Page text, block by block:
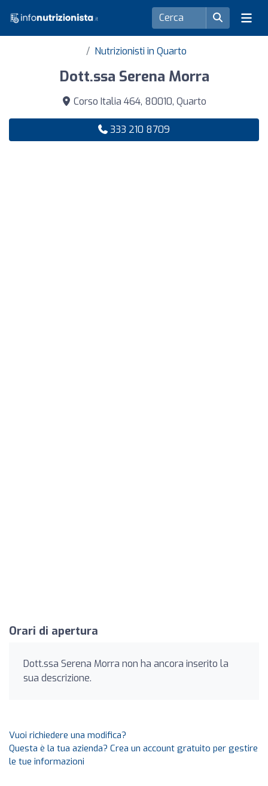
Nutrizionisti in Quarto
Dott.ssa Serena Morra
Corso Italia 464, 80010, Quarto
333 210 8709
Orari di apertura
Dott.ssa Serena Morra non ha ancora inserito la
sua descrizione.
Vuoi richiedere una modifica?
Questa è la tua azienda? Crea un account gratuito per gestire
le tue informazioni